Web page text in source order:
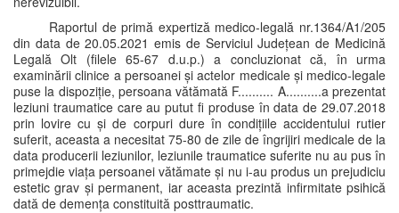
Raportul de primă expertiză medico-legală nr.1364/A1/205
din data de 20.05.2021 emis de Serviciul Județean de Medicină
Legală Olt (filele 65-67 d.u.p.) a concluzionat că, în urma
examinării clinice a persoanei și actelor medicale și medico-legale
puse la dispoziție, persoana vătămată F.......... A..........a prezentat
leziuni traumatice care au putut fi produse în data de 29.07.2018
prin lovire cu și de corpuri dure în condițiile accidentului rutier
suferit, aceasta a necesitat 75-80 de zile de îngrijiri medicale de la
data producerii leziunilor, leziunile traumatice suferite nu au pus în
primejdie viața persoanei vătămate și nu i-au produs un prejudiciu
estetic grav și permanent, iar aceasta prezintă infirmitate psihică
dată de demența constituită posttraumatic.